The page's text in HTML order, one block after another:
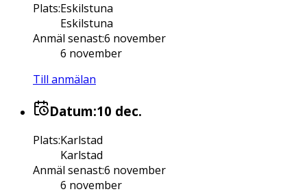
Plats:Eskilstuna
Eskilstuna
Anmäl senast:6 november
6 november
Till anmälan
Datum:10 dec.
Plats:Karlstad
Karlstad
Anmäl senast:6 november
6 november